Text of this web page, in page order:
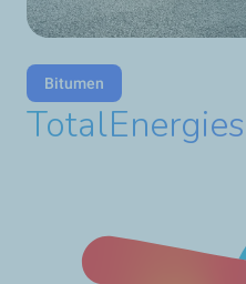
Bitumen